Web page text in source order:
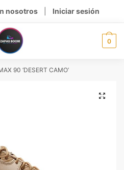
nosotros Iniciar sesión
0
90 ‘DESERT CAMO’
🔍